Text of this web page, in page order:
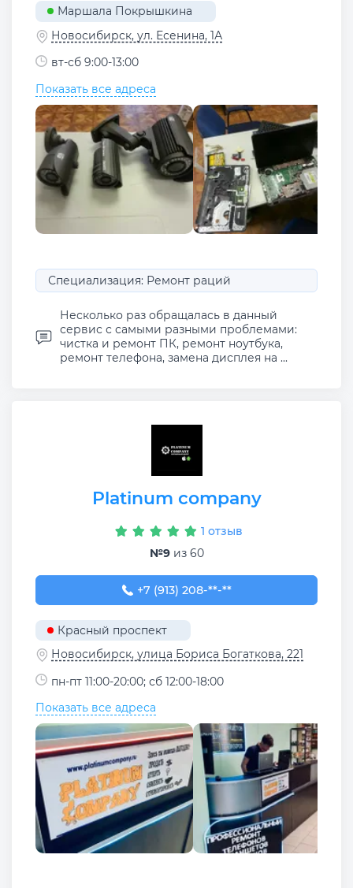
Маршала Покрышкина
Новосибирск, ул. Есенина, 1А
вт-сб 9:00-13:00
Показать все адреса
Специализация: Ремонт раций
Несколько раз обращалась в данный
сервис с самыми разными проблемами:
чистка и ремонт ПК, ремонт ноутбука,
ремонт телефона, замена дисплея на ...
Platinum company
1 отзыв
№9из 60
+7 (913) 208-78-50
+7 (913) 208-**-**
Красный проспект
Новосибирск, улица Бориса Богаткова, 221
пн-пт 11:00-20:00; сб 12:00-18:00
Показать все адреса